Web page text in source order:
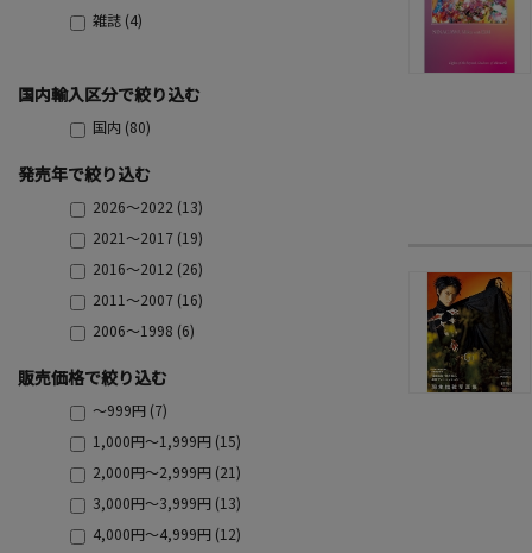
雑誌 (4)
国内輸入区分で絞り込む
国内 (80)
発売年で絞り込む
2026～2022 (13)
2021～2017 (19)
2016～2012 (26)
2011～2007 (16)
2006～1998 (6)
販売価格で絞り込む
～999円 (7)
1,000円～1,999円 (15)
2,000円～2,999円 (21)
3,000円～3,999円 (13)
4,000円～4,999円 (12)